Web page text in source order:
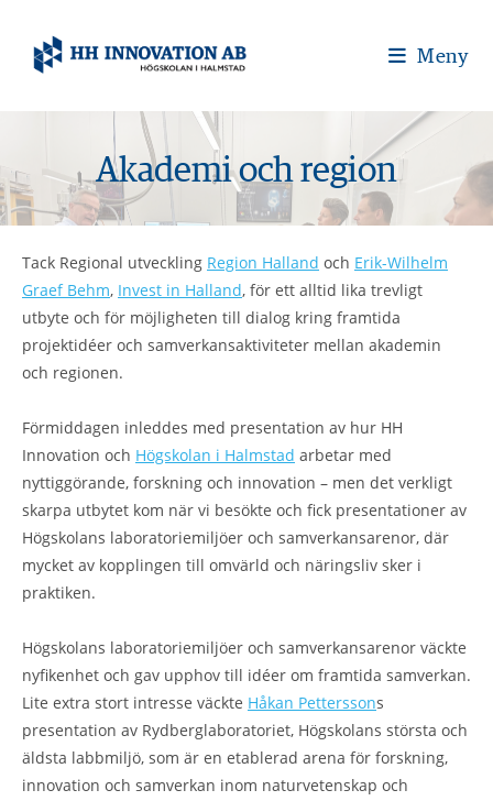
Meny
Akademi och region
Tack Regional utveckling Region Halland och Erik-Wilhelm
Graef Behm, Invest in Halland, för ett alltid lika trevligt
utbyte och för möjligheten till dialog kring framtida
projektidéer och samverkansaktiviteter mellan akademin
och regionen.
Förmiddagen inleddes med presentation av hur HH
Innovation och Högskolan i Halmstad arbetar med
nyttiggörande, forskning och innovation – men det verkligt
skarpa utbytet kom när vi besökte och fick presentationer av
Högskolans laboratoriemiljöer och samverkansarenor, där
mycket av kopplingen till omvärld och näringsliv sker i
praktiken.
Högskolans laboratoriemiljöer och samverkansarenor väckte
nyfikenhet och gav upphov till idéer om framtida samverkan.
Lite extra stort intresse väckte Håkan Petterssons
presentation av Rydberglaboratoriet, Högskolans största och
äldsta labbmiljö, som är en etablerad arena för forskning,
innovation och samverkan inom naturvetenskap och